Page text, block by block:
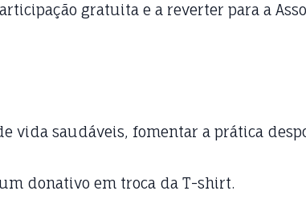
gratuita e a reverter para a
vida saudáveis, fomentar a prática
donativo em troca da T-shirt.